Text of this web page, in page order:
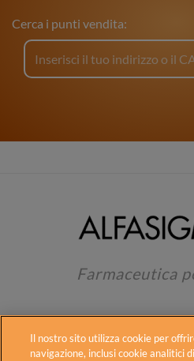
Cerca i punti vendita:
Farmaceutica
Il nostro sito utilizza cookie per
navigazione, inclusi cookie analitici